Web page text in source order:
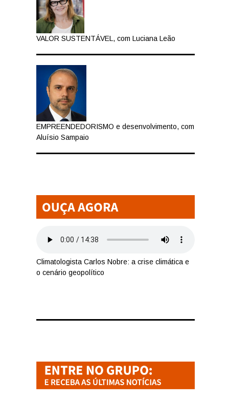
VALOR SUSTENTÁVEL, com Luciana Leão
EMPREENDEDORISMO e desenvolvimento, com
Aluísio Sampaio
Climatologista Carlos Nobre: a crise climática e
o cenário geopolítico